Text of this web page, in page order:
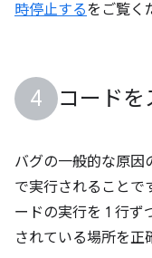
時停止するをご覧く
コード
バグの一般的な原因
で実行されることで
ードの実行を 1 行
されている場所を正